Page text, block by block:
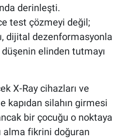
derinleşti.
test çözmeyi değil;
dijital dezenformasyonla
elinden tutmayı
X-Ray cihazları ve
kapıdan silahın girmesi
bir çocuğu o noktaya
alma fikrini doğuran